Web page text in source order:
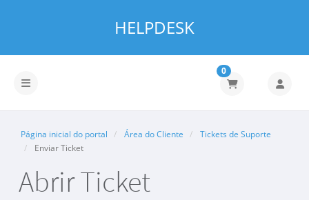
HELPDESK
Alternar navegação
0
Página inicial do portal Área do Cliente
Tickets de Suporte
Enviar Ticket
Abrir Ticket